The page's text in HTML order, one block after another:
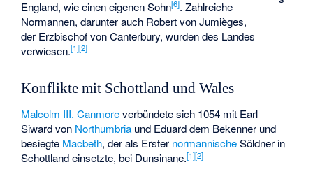
England, wie einen eigenen Sohn[6]. Zahlreiche
Normannen, darunter auch Robert von Jumièges,
der Erzbischof von Canterbury, wurden des Landes
verwiesen.[1][2]
Konflikte mit Schottland und Wales
Malcolm III. Canmoreverbündete sich 1054 mit Earl
Siwardvon Northumbria und Eduard dem Bekenner und
besiegte Macbeth, der als Erster normannischeSöldner in
Schottland einsetzte, bei Dunsinane.[1][2]